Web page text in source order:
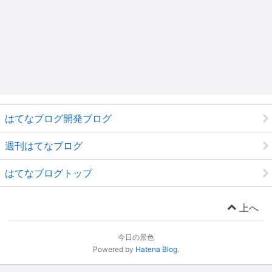
はてなブログ開発ブログ
週刊はてなブログ
はてなブログトップ
上へ
今日の景色
Powered by Hatena Blog.